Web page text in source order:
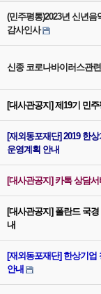
(민주평통)2023년 신년음
감사인사
신종 코로나바이러스관
[대사관공지] 제19기 민
[재외동포재단] 2019 한
운영계획 안내
[대사관공지] 카톡 상담
[대사관공지] 폴란드 국
내
[재외동포재단] 한상기업
안내